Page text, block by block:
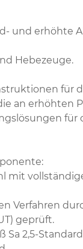
und erhöhte
Hebezeuge.
für
an erhöhten
für
mit
Verfahren
geprüft.
2,5-